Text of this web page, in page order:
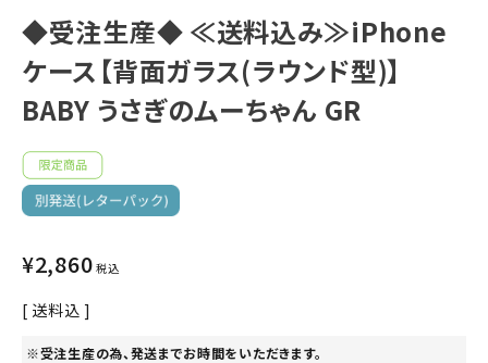
アイテムから探す
INFORMATION
お知らせ
ご利用ガイド
プライバシーポリシー
特定商取引法について
お問い合わせ
◆受注生産◆ ≪送料込み≫iPhone
ケース【背面ガラス(ラウンド型)】
BABY うさぎのムーちゃん GR
¥2,860 税込
送料込
※受注生産の為、発送までお時間をいただきます。